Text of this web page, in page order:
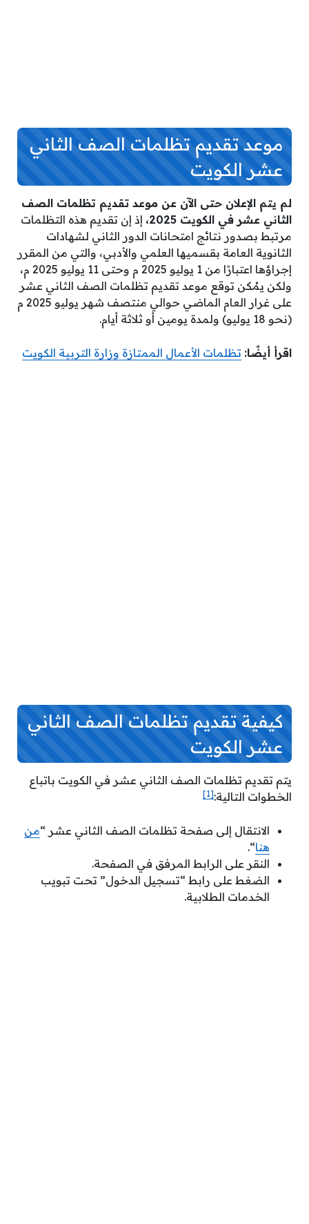
موعد تقديم تظلمات الصف الثاني
عشر الكويت
لم يتم الإعلان حتى الآن عن موعد تقديم تظلمات الصف
الثاني عشر في الكويت 2025،
إذ إن تقديم هذه التظلمات
مرتبط بصدور نتائج امتحانات الدور الثاني لشهادات
الثانوية العامة بقسميها العلمي والأدبي، والتي من المقرر
إجراؤها اعتبارًا من 1 يوليو 2025 م وحتى 11 يوليو 2025 م،
ولكن يمُكن توقع موعد تقديم تظلمات الصف الثاني عشر
على غرار العام الماضي حوالي منتصف شهر يوليو 2025 م
(نحو 18 يوليو) ولمدة يومين أو ثلاثة أيام.
اقرأ أيضًا: تظلمات الأعمال الممتازة وزارة التربية الكويت
كيفية تقديم تظلمات الصف الثاني
عشر الكويت
يتم تقديم تظلمات الصف الثاني عشر في الكويت باتباع
الخطوات التالية:[1]
الانتقال إلى صفحة تظلمات الصف الثاني عشر “من
هنا“.
النقر على الرابط المرفق في الصفحة.
الضغط على رابط “تسجيل الدخول” تحت تبويب
الخدمات الطلابية.